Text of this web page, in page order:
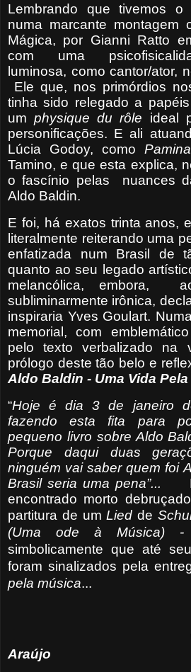
Lembrando que tivemos o
numa marcante montagem
Mágica, por Gianni Ratto
com uma
luminosa, como cantor/ator,
Ele que, nos primórdios
tinha sido relegado a
umphysique du rôle ideal
personificações. E ali
Lúcia Godoy, como Pamina
Tamino, e que esta explica,
o fascínio pelas nuances
Aldo Baldin.
E foi, há exatos trinta anos,
literalmente reiterando uma
enfatizada num Brasil de
quanto ao seu legado
melancólica, embora,
subliminarmente irônica,
inspiraria Yves Goulart.
memorial, com
pelo texto verbalizado na
prólogo deste tão belo e
Aldo Baldin - Uma Vida
“Hoje é dia 3 de janeiro
fazendo esta fita para
pequeno livro sobre Aldo
Porque daqui duas
ninguém vai saber quem foi
Brasil seria uma pena”...
encontrado morto
partitura de umLiedde Sc
(Uma ode à Música) -
simbolicamente que até
foram sinalizados pela
pela música...
Araújo